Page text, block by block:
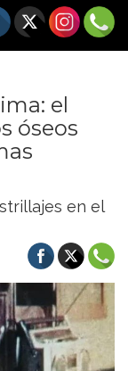
el
óseos
en el